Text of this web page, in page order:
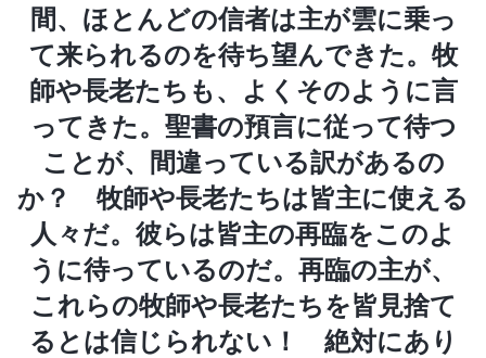
間、ほとんどの信者は主が雲に乗っ
て来られるのを待ち望んできた。牧
師や長老たちも、よくそのように言
ってきた。聖書の預言に従って待つ
ことが、間違っている訳があるの
か？ 牧師や長老たちは皆主に使える
人々だ。彼らは皆主の再臨をこのよ
うに待っているのだ。再臨の主が、
これらの牧師や長老たちを皆見捨て
るとは信じられない！ 絶対にあり